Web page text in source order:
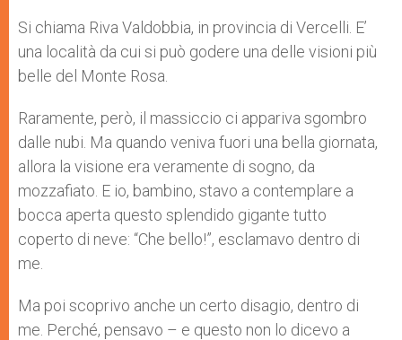
Si chiama Riva Valdobbia, in provincia di Vercelli. E’
una località da cui si può godere una delle visioni più
belle del Monte Rosa.
Raramente, però, il massiccio ci appariva sgombro
dalle nubi. Ma quando veniva fuori una bella giornata,
allora la visione era veramente di sogno, da
mozzafiato. E io, bambino, stavo a contemplare a
bocca aperta questo splendido gigante tutto
coperto di neve: “Che bello!”, esclamavo dentro di
me.
Ma poi scoprivo anche un certo disagio, dentro di
me. Perché, pensavo – e questo non lo dicevo a